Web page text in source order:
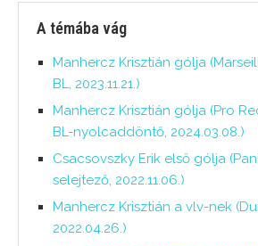
A témába vág
Manhercz Krisztián gólja
BL, 2023.11.21.)
Manhercz Krisztián gólja (Pro
BL-nyolcaddöntő, 2024.03.08.)
Csacsovszky Erik első gólja
selejtező, 2022.11.06.)
Manhercz Krisztián a vlv-nek
2022.04.26.)